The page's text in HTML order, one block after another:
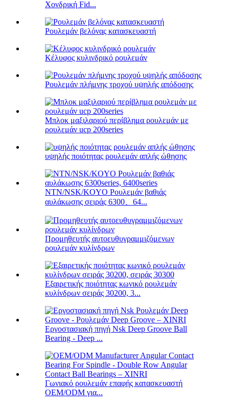
Χονδρική Fid...
Ρουλεμάν βελόνας κατασκευαστή
Κέλυφος κυλινδρικό ρουλεμάν
Ρουλεμάν πλήμνης τροχού υψηλής απόδοσης
Μπλοκ μαξιλαριού περίβλημα ρουλεμάν με
ρουλεμάν ucp 200series
υψηλής ποιότητας ρουλεμάν απλής ώθησης
NTN/NSK/KOYO Ρουλεμάν βαθιάς
αυλάκωσης σειράς 6300、64...
Προμηθευτής αυτοευθυγραμμιζόμενων
ρουλεμάν κυλίνδρων
Εξαιρετικής ποιότητας κωνικό ρουλεμάν
κυλίνδρων σειράς 30200, 3...
Εργοστασιακή πηγή Nsk Deep Groove Ball
Bearing - Deep ...
Γωνιακό ρουλεμάν επαφής κατασκευαστή
OEM/ODM για...